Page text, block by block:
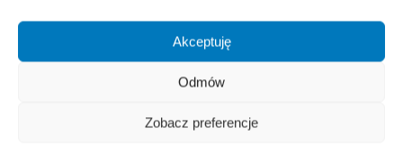
Akceptuję
Odmów
Zobacz preferencje
Informacje